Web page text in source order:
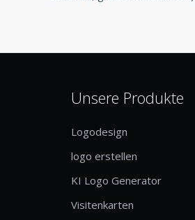
Unsere Produkte
Logodesign
logo erstellen
KI Logo Generator
Visitenkarten